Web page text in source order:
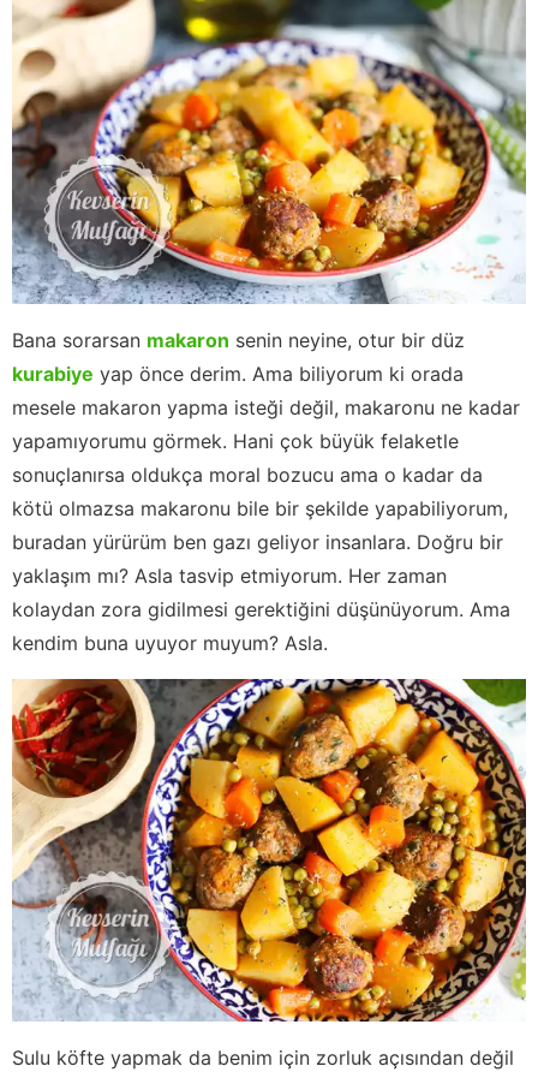
Bana sorarsan makaron senin neyine, otur bir düz
kurabiye yap önce derim. Ama biliyorum ki orada
mesele makaron yapma isteği değil, makaronu ne kadar
yapamıyorumu görmek. Hani çok büyük felaketle
sonuçlanırsa oldukça moral bozucu ama o kadar da
kötü olmazsa makaronu bile bir şekilde yapabiliyorum,
buradan yürürüm ben gazı geliyor insanlara. Doğru bir
yaklaşım mı? Asla tasvip etmiyorum. Her zaman
kolaydan zora gidilmesi gerektiğini düşünüyorum. Ama
kendim buna uyuyor muyum? Asla.
Sulu köfte yapmak da benim için zorluk açısından değil